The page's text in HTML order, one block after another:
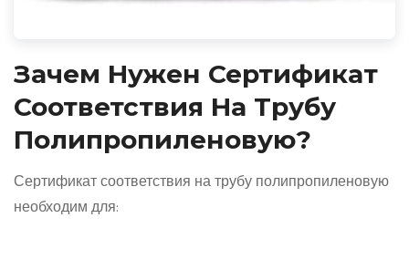
Зачем Нужен Сертификат
Соответствия На Трубу
Полипропиленовую?
Сертификат соответствия на трубу полипропиленовую
необходим для: